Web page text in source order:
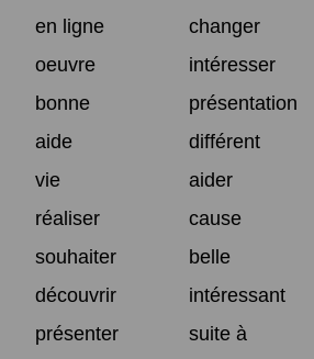
en ligne
changer
oeuvre
intéresser
bonne
présentation
aide
différent
vie
aider
réaliser
cause
souhaiter
belle
découvrir
intéressant
présenter
suite à